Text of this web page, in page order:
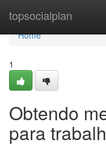
topsocialplan
Home
Home
1
Obtendo
para